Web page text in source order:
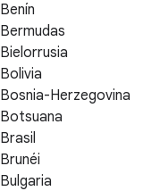
Benín
Bermudas
Bielorrusia
Bolivia
Bosnia-Herzegovina
Botsuana
Brasil
Brunéi
Bulgaria